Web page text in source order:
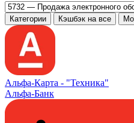
Категории Кэшбэк на все
Альфа‑Карта - "Техника"
Альфа-Банк